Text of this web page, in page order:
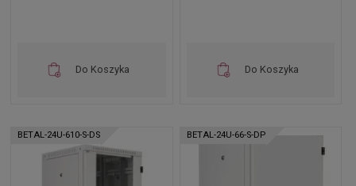
Do Koszyka Do Koszyka
BETAL-24U-610-S-DS BETAL-24U-66-S-DP